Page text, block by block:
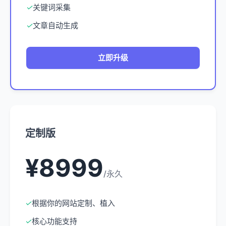
✓关键词采集
✓文章自动生成
立即升级
定制版
¥8999/永久
✓根据你的网站定制、植入
✓核心功能支持